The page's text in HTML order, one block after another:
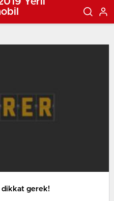
dikkat gerek!